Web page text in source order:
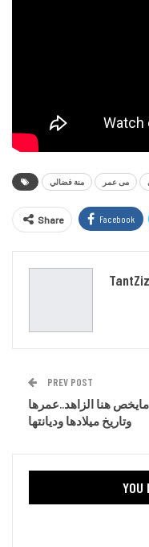
منة فضالي مى عمر
Share Facebook
PREV POST
هنا الزاهد..عمرها
وتاريخ ميلادها وديانتها
YOU